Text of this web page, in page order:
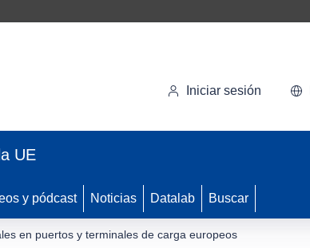
Iniciar sesión
UE
y pódcast Noticias Datalab Buscar
en puertos y terminales de carga europeos